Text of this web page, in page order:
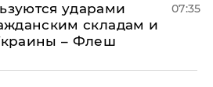
ударами
складам и
– Флеш
07:35